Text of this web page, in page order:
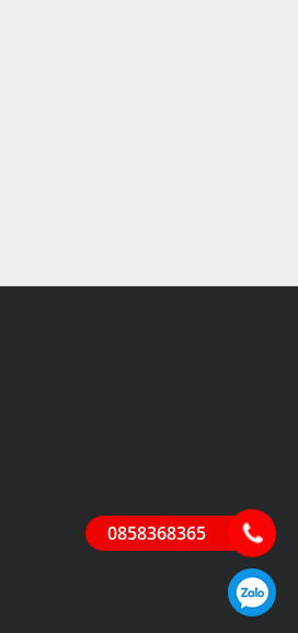
0858368365